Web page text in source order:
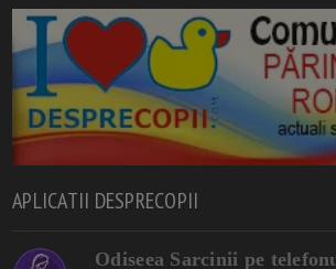
APLICATII DESPRECOPII
Odiseea Sarcinii pe